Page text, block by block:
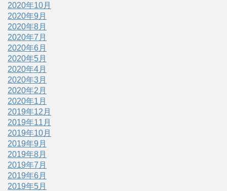
2020年10月
2020年9月
2020年8月
2020年7月
2020年6月
2020年5月
2020年4月
2020年3月
2020年2月
2020年1月
2019年12月
2019年11月
2019年10月
2019年9月
2019年8月
2019年7月
2019年6月
2019年5月